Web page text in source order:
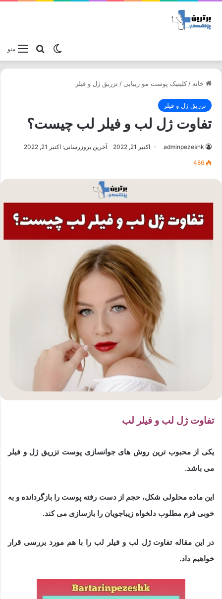
منوجستجو
تغییر پوسته
خانه / کلینیک پوست مو زیبایی / تزریق ژل و فیلر
تزریق ژل و فیلر
تفاوت ژل لب و فیلر لب چیست؟
adminpezeshk اکتبر 21, 2022 آخرین بروزرسانی: اکتبر 21, 2022
486
تفاوت ژل لب و فیلر لب
یکی از محبوب ترین روش های جوانسازی پوست تزریق ژل و فیلر
می باشد.
این ماده محلولی شکل، حجم از دست رفته پوست را بازگردانده و به
خوبی فرم مطلوب دلخواه زیباجویان را بازسازی می کند.
در این مقاله تفاوت ژل لب و فیلر لب را با هم مورد بررسی قرار
خواهیم داد.